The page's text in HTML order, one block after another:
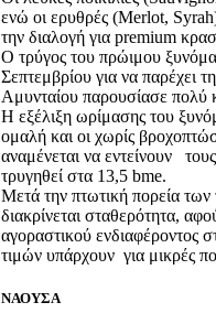
ενώ οι ερυθρές (Merlot,
την διαλογή για premium
Ο τρύγος του πρώιμου
Σεπτεμβρίου για να παρέχει
Αμυνταίου παρουσίασε πολύ
Η εξέλιξη ωρίμασης του
ομαλή και οι χωρίς
αναμένεται να εντείνουν
τρυγηθεί στα 13,5 bme.
Μετά την πτωτική πορεία
διακρίνεται σταθερότητα,
αγοραστικού ενδιαφέροντος
τιμών υπάρχουν για μικρές
ΝΑΟΥΣΑ